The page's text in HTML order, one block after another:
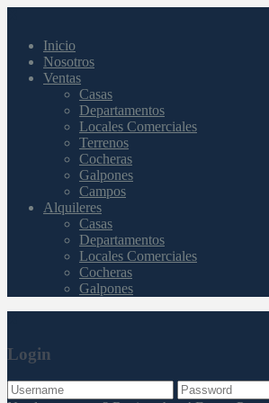
Inicio
Nosotros
Ventas
Casas
Departamentos
Locales Comerciales
Terrenos
Cocheras
Galpones
Campos
Alquileres
Casas
Departamentos
Locales Comerciales
Cocheras
Galpones
Login